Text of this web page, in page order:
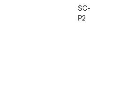
SC-
P2